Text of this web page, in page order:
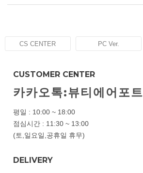
CS CENTER PC Ver.
CUSTOMER CENTER
카카오톡:뷰티에어포트
평일 : 10:00 ~ 18:00
점심시간 : 11:30 ~ 13:00
(토,일요일,공휴일 휴무)
DELIVERY